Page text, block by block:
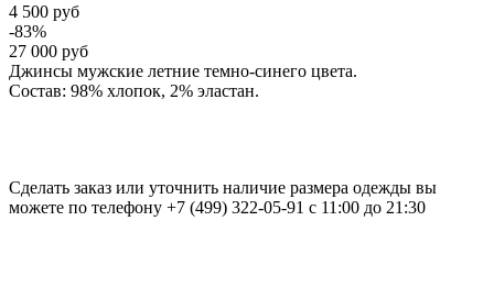
4 500 руб
-83%
27 000 руб
Джинсы мужские летние темно-синего цвета.
Состав: 98% хлопок, 2% эластан.
Сделать заказ или уточнить наличие размера одежды вы
можете по телефону +7 (499) 322-05-91 с 11:00 до 21:30